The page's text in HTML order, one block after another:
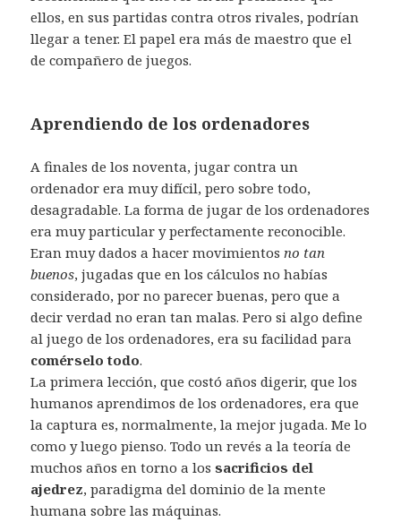
ellos, en sus partidas contra otros rivales, podrían
llegar a tener. El papel era más de maestro que el
de compañero de juegos.
Aprendiendo de los ordenadores
A finales de los noventa, jugar contra un
ordenador era muy difícil, pero sobre todo,
desagradable. La forma de jugar de los ordenadores
era muy particular y perfectamente reconocible.
Eran muy dados a hacer movimientosno tan
buenos, jugadas que en los cálculos no habías
considerado, por no parecer buenas, pero que a
decir verdad no eran tan malas. Pero si algo define
al juego de los ordenadores, era su facilidad para
comérselo todo.
La primera lección, que costó años digerir, que los
humanos aprendimos de los ordenadores, era que
la captura es, normalmente, la mejor jugada. Me lo
como y luego pienso. Todo un revés a la teoría de
muchos años en torno a lossacrificios del
ajedrez, paradigma del dominio de la mente
humana sobre las máquinas.